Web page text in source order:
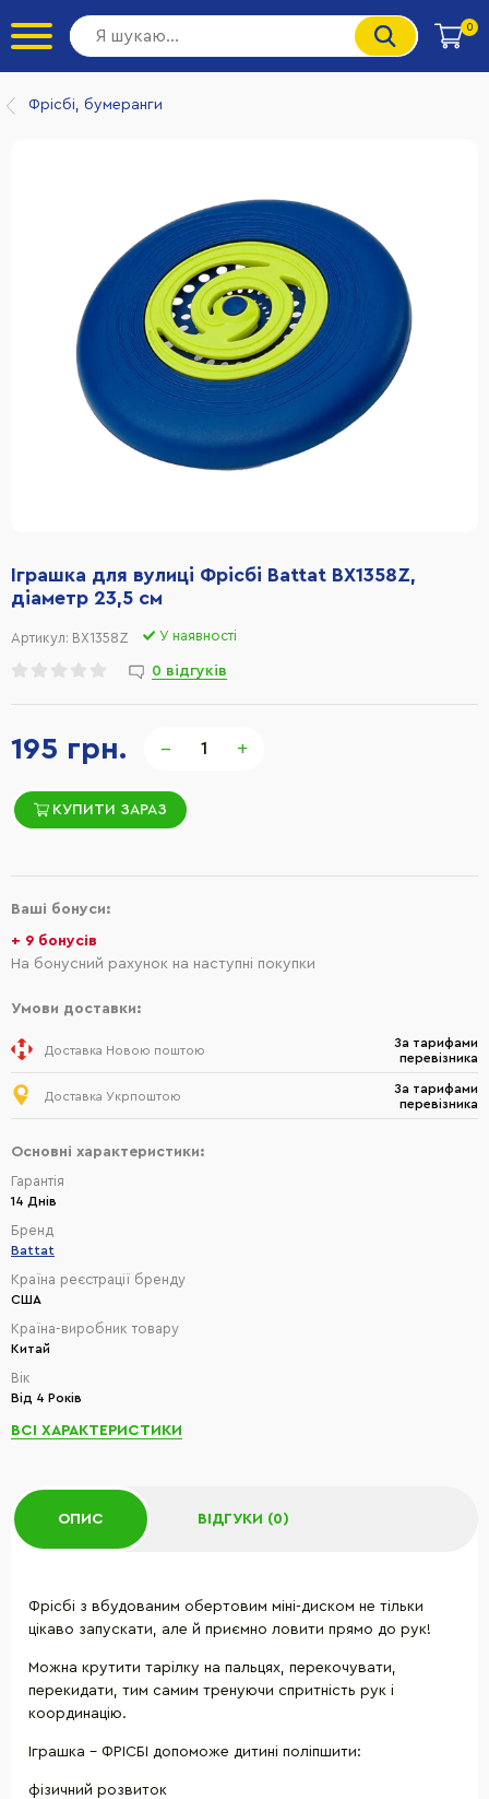
0
Фрісбі, бумеранги
195 грн. − +
КУПИТИ ЗАРАЗ
Іграшка для вулиці Фрісбі Battat BX1358Z,
діаметр 23,5 см
Артикул: BX1358Z У наявності
0 відгуків
Ваші бонуси:
+ 9 бонусів
На бонусний рахунок на наступні покупки
Умови доставки:
Доставка Новою поштою
За тарифами
перевізника
Доставка Укрпоштою
За тарифами
перевізника
Основні характеристики:
Гарантія
14 Днів
Бренд
Battat
Країна реєстрації бренду
США
Країна-виробник товару
Китай
Вік
Від 4 Років
ВСІ ХАРАКТЕРИСТИКИ
ОПИС ВІДГУКИ (0)
Фрісбі з вбудованим обертовим міні-диском не тільки
цікаво запускати, але й приємно ловити прямо до рук!
Можна крутити тарілку на пальцях, перекочувати,
перекидати, тим самим тренуючи спритність рук і
координацію.
Іграшка - ФРІСБІ допоможе дитині поліпшити:
фізичний розвиток